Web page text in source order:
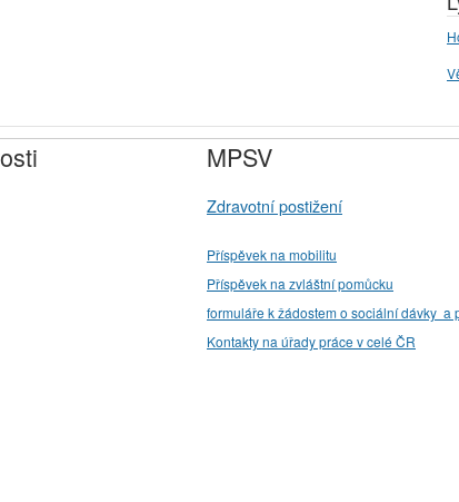
MPSV
Zdravotní postižení
Příspěvek na mobilitu
Příspěvek na zvláštní pomůcku
formuláře k žádostem o sociální dávky a
Kontakty na úřady práce v celé ČR